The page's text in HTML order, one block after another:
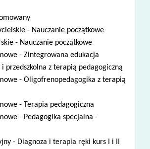
- Nauczanie początkowe
- Nauczanie początkowe
- Zintegrowana edukacja
i przedszkolna z terapią pedagogiczną
- Oligofrenopedagogika z terapią
- Terapia pedagogiczna
- Pedagogika specjalna -
- Diagnoza i terapia ręki kurs I i II